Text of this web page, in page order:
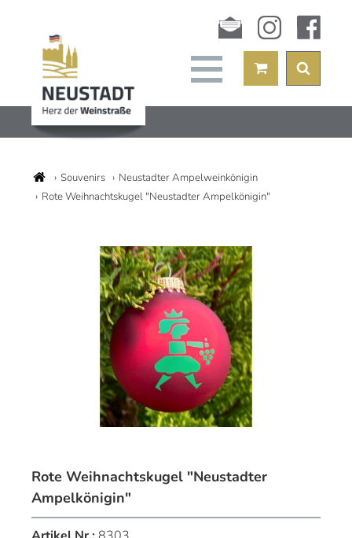
Newsletterinstagramfacebook
Souvenirs
Neustadter Ampelweinkönigin
Rote Weihnachtskugel "Neustadter Ampelkönigin"
Rote Weihnachtskugel "Neustadter
Ampelkönigin"